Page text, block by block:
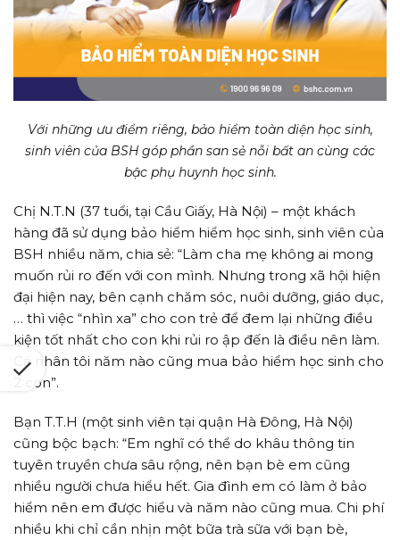
Với những ưu điểm riêng, bảo hiểm toàn diện học sinh,
sinh viên của BSH góp phần san sẻ nỗi bất an cùng các
bậc phụ huynh học sinh.
Chị N.T.N (37 tuổi, tại Cầu Giấy, Hà Nội) – một khách
hàng đã sử dụng bảo hiểm hiểm học sinh, sinh viên của
BSH nhiều năm, chia sẻ: “Làm cha mẹ không ai mong
muốn rủi ro đến với con mình. Nhưng trong xã hội hiện
đại hiện nay, bên cạnh chăm sóc, nuôi dưỡng, giáo dục,
… thì việc “nhìn xa” cho con trẻ để đem lại những điều
kiện tốt nhất cho con khi rủi ro ập đến là điều nên làm.
Cá nhân tôi năm nào cũng mua bảo hiểm học sinh cho
2 con”.
Bạn T.T.H (một sinh viên tại quận Hà Đông, Hà Nội)
cũng bộc bạch: “Em nghĩ có thể do khâu thông tin
tuyên truyền chưa sâu rộng, nên bạn bè em cũng
nhiều người chưa hiểu hết. Gia đình em có làm ở bảo
hiểm nên em được hiểu và năm nào cũng mua. Chi phí
nhiều khi chỉ cần nhịn một bữa trà sữa với bạn bè,